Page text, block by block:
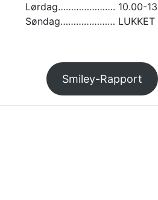
Lørdag…………………. 10.00-
Søndag………………… LUKKET
Smiley-Rapport